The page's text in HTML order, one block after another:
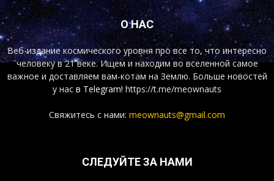
О НАС
Веб-издание космического уровня про все то, что интересно
человеку в 21 веке. Ищем и находим во вселенной самое
важное и доставляем вам-котам на Землю. Больше новостей
у нас в Telegram! https://t.me/meownauts
Свяжитесь с нами: meownauts@gmail.com
СЛЕДУЙТЕ ЗА НАМИ